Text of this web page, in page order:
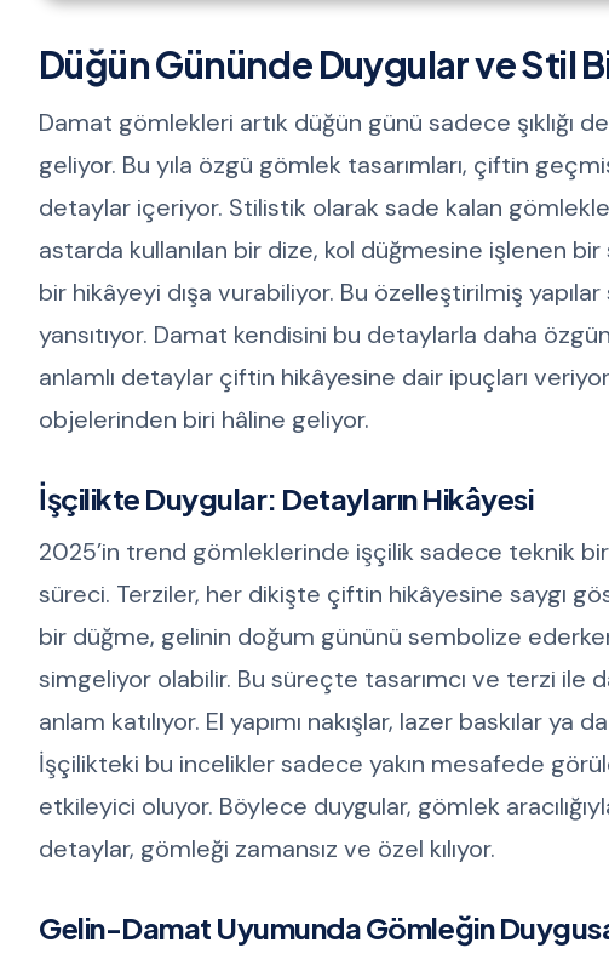
Düğün Gününde Duygular ve Stil
Damat gömlekleri artık düğün günü sadece şıklığı
geliyor. Bu yıla özgü gömlek tasarımları, çiftin
detaylar içeriyor. Stilistik olarak sade kalan
astarda kullanılan bir dize, kol düğmesine işlenen
bir hikâyeyi dışa vurabiliyor. Bu özelleştirilmiş
yansıtıyor. Damat kendisini bu detaylarla daha
anlamlı detaylar çiftin hikâyesine dair ipuçları
objelerinden biri hâline geliyor.
İşçilikte Duygular: Detayların Hikâyesi
2025’in trend gömleklerinde işçilik sadece teknik
süreci. Terziler, her dikişte çiftin hikâyesine saygı
bir düğme, gelinin doğum gününü sembolize
simgeliyor olabilir. Bu süreçte tasarımcı ve terzi ile
anlam katılıyor. El yapımı nakışlar, lazer baskılar
İşçilikteki bu incelikler sadece yakın mesafede
etkileyici oluyor. Böylece duygular, gömlek
detaylar, gömleği zamansız ve özel kılıyor.
Gelin-Damat Uyumunda Gömleğin